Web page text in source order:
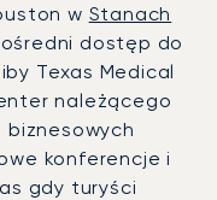
w Stanach
dostęp do
Texas Medical
należącego
biznesowych
konferencje i
gdy turyści